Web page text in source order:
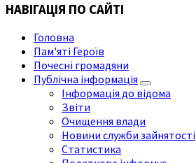
НАВІГАЦІЯ ПО САЙТІ
Головна
Пам'яті Героїв
Почесні громадяни
Публічна інформація
Інформація до відома
Звіти
Очищення влади
Новини служби зайнятості
Статистика